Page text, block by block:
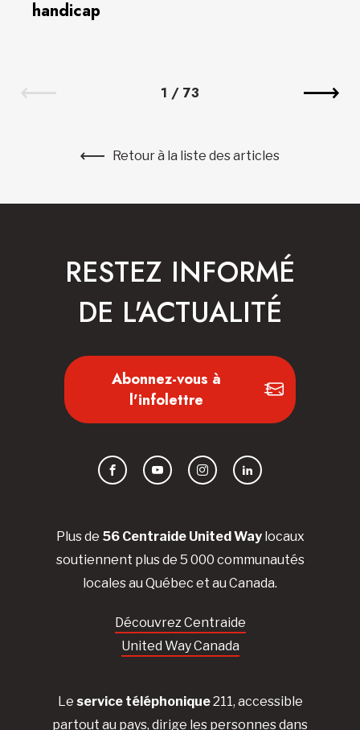
handicap
1 / 73
Retour à la liste des articles
Plus de 56 Centraide United Waylocaux
soutiennent plus de 5 000 communautés
locales au Québec et au Canada.
Découvrez Centraide
United Way Canada
Le service téléphonique211, accessible
partout au pays, dirige les personnes dans
RESTEZ INFORMÉ
DE L'ACTUALITÉ
Abonnez-vous à
l'infolettre
FacebookYouTubeInstagramLinkedIn